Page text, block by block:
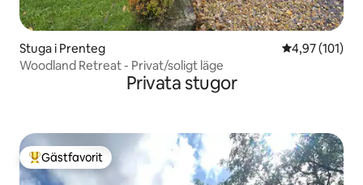
Stuga i Prenteg 4,97 av 5 i
4,97 (101)
Woodland Retreat - Privat/soligt läge
Privata stugor
Populär gästfavorit
Gästfavorit